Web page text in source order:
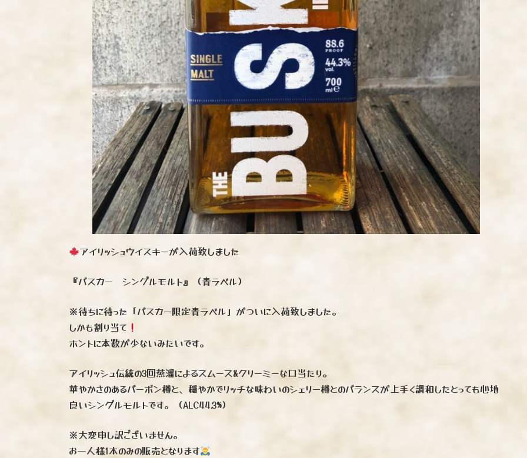
アイリッシュウイスキーが入荷致しました
『バスカー シングルモルト』（青ラベル）
※待ちに待った「バスカー限定青ラベル」がついに入荷致しました。
しかも割り当て
ホントに本数が少ないみたいです。
アイリッシュ伝統の3回蒸溜によるスムース&クリーミーな口当たり。
華やかさのあるバーボン樽と、穏やかでリッチな味わいのシェリー樽とのバランスが上手く調和したとっても心地
良いシングルモルトです。（ALC44.3%）
※大変申し訳ございません。
お一人様1本のみの販売となります